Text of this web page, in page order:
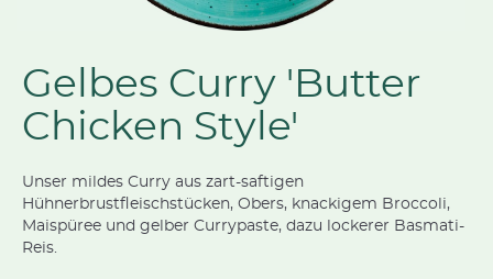
Gelbes Curry 'Butter
Chicken Style'
Unser mildes Curry aus zart-saftigen
Hühnerbrustfleischstücken, Obers, knackigem Broccoli,
Maispüree und gelber Currypaste, dazu lockerer Basmati-
Reis.